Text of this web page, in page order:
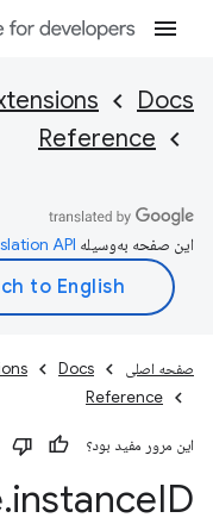
Docs
Reference
این صفحه به‌وسیله
صفحه اصلی Docs
Reference
این مرور مفید بود؟
.instanceID